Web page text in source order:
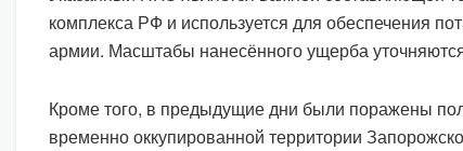
комплекса РФ и используется для обеспечения
армии. Масштабы нанесённого ущерба
Кроме того, в предыдущие дни были поражены
временно оккупированной территории